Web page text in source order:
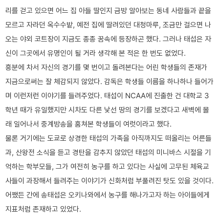
리를 걷고 있으면 어느 집 아들 딸인지 금방 알아보는 동네 사람들과 끝을
모르고 자라던 옥수수밭, 예전 집에 딸려있던 대청마루, 조금만 걸으면 나
오는 야외 코트장이 지금도 종종 꿈속에 등장하곤 했다. 그러나 태섭은 자
신이 그곳에서 유명인이 될 거라 생각해 본 적은 한 번도 없었다.
흥분에 차서 자신의 경기를 몇 번이고 돌려본다는 어린 학생들의 존재가
지금으로써는 잘 체감되지 않았다. 감독은 학생들 이름을 하나하나 들어가
며 이런저런 이야기를 들려주었다. 태섭이 NCAA에 진출한 건 대학교 3
학년 때가 유일했지만 시차도 다른 낯선 땅의 경기를 보겠다고 새벽에 몰
래 일어나서 중계방송을 훔쳐본 학생들이 여럿이라고 했다.
물론 거기에는 도쿄로 상경한 태섭의 가족을 아직까지도 떠올리는 어른들
과, 산왕전 소식을 듣고 경탄을 감추지 않았던 태섭의 미니바스 시절을 기
억하는 학부모들, 그가 여전히 농구를 하고 있다는 사실에 고무된 체육교
사들이 과장해서 들려주는 이야기가 신화처럼 부풀려진 탓도 있을 것이다.
어쨌든 간에 송태섭은 오키나와에서 농구를 해나가고자 하는 아이들에게
지표처럼 존재하고 있었다.